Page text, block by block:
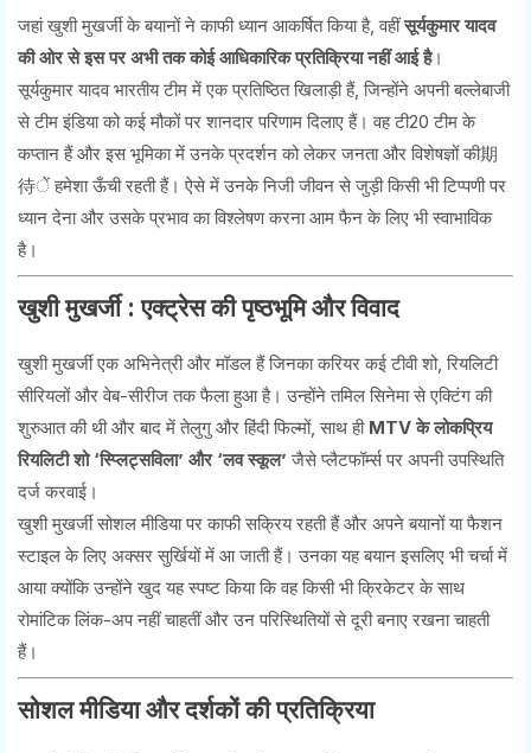
जहां खुशी मुखर्जी के बयानों ने काफी ध्यान आकर्षित किया है, वहींसूर्यकुमार यादव
की ओर से इस पर अभी तक कोई आधिकारिक प्रतिक्रिया नहीं आई है।
सूर्यकुमार यादव भारतीय टीम में एक प्रतिष्ठित खिलाड़ी हैं, जिन्होंने अपनी बल्लेबाजी
से टीम इंडिया को कई मौकों पर शानदार परिणाम दिलाए हैं। वह टी20 टीम के
कप्तान हैं और इस भूमिका में उनके प्रदर्शन को लेकर जनता और विशेषज्ञों की期
待ें हमेशा ऊँची रहती हैं। ऐसे में उनके निजी जीवन से जुड़ी किसी भी टिप्पणी पर
ध्यान देना और उसके प्रभाव का विश्लेषण करना आम फैन के लिए भी स्वाभाविक
है।
खुशी मुखर्जी : एक्ट्रेस की पृष्ठभूमि और विवाद
खुशी मुखर्जी एक अभिनेत्री और मॉडल हैं जिनका करियर कई टीवी शो, रियलिटी
सीरियलों और वेब-सीरीज तक फैला हुआ है। उन्होंने तमिल सिनेमा से एक्टिंग की
शुरुआत की थी और बाद में तेलुगु और हिंदी फिल्मों, साथ ही MTV के लोकप्रिय
रियलिटी शो ‘स्प्लिट्सविला’ और ‘लव स्कूल’ जैसे प्लैटफॉर्म्स पर अपनी उपस्थिति
दर्ज करवाई।
खुशी मुखर्जी सोशल मीडिया पर काफी सक्रिय रहती हैं और अपने बयानों या फैशन
स्टाइल के लिए अक्सर सुर्खियों में आ जाती हैं। उनका यह बयान इसलिए भी चर्चा में
आया क्योंकि उन्होंने खुद यह स्पष्ट किया कि वह किसी भी क्रिकेटर के साथ
रोमांटिक लिंक-अप नहीं चाहतीं और उन परिस्थितियों से दूरी बनाए रखना चाहती
हैं।
सोशल मीडिया और दर्शकों की प्रतिक्रिया